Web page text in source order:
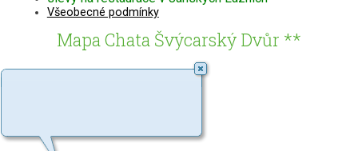
Všeobecné podmínky
Mapa Chata Švýcarský Dvůr **